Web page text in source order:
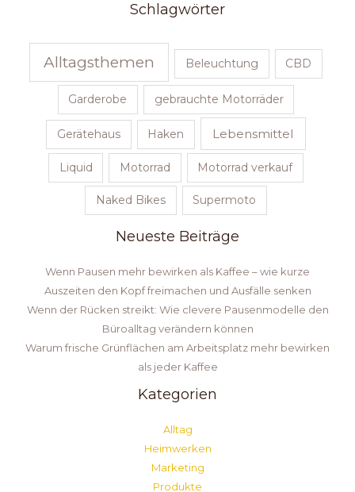
Schlagwörter
Alltagsthemen Beleuchtung CBD
Garderobe gebrauchte Motorräder
Gerätehaus Haken Lebensmittel
Liquid Motorrad Motorrad verkauf
Naked Bikes Supermoto
Neueste Beiträge
Wenn Pausen mehr bewirken als Kaffee – wie kurze
Auszeiten den Kopf freimachen und Ausfälle senken
Wenn der Rücken streikt: Wie clevere Pausenmodelle den
Büroalltag verändern können
Warum frische Grünflächen am Arbeitsplatz mehr bewirken
als jeder Kaffee
Kategorien
Alltag
Heimwerken
Marketing
Produkte